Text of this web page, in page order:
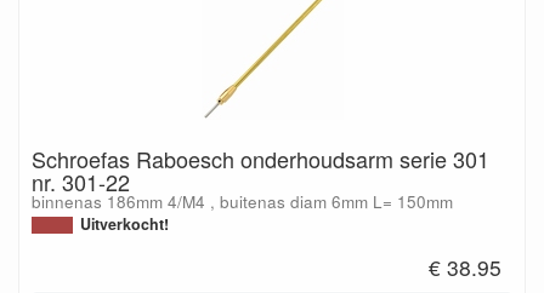
Schroefas Raboesch onderhoudsarm serie 301
nr. 301-22
binnenas 186mm 4/M4 , buitenas diam 6mm L= 150mm
Uitverkocht!
€ 38.95